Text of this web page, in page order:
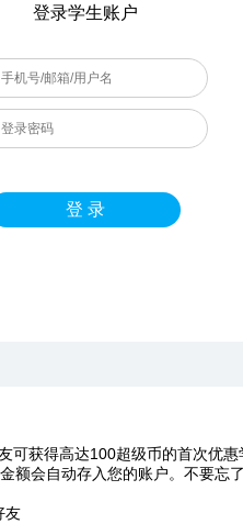
登录学生账户
登 录
可获得高达100超级币的首次优
额会自动存入您的账户。不要忘
友